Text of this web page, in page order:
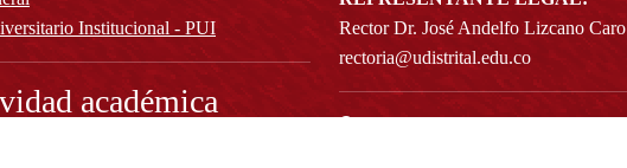
Institucional - PUI
académica
Rector Dr. José Andelfo Lizcano Caro
rectoria@udistrital.edu.co